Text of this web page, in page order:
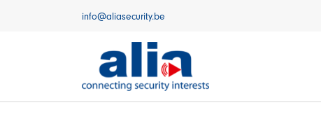
info@aliasecurity.be